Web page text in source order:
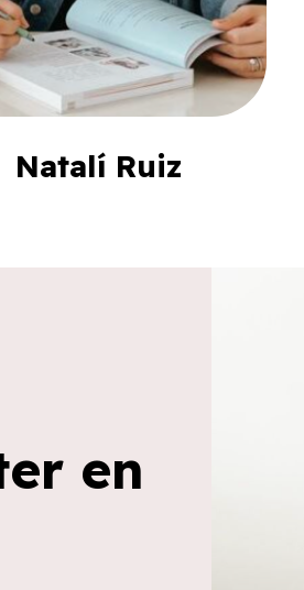
Natalí Ruiz
en